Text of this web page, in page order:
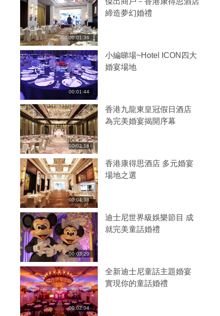
00:01:36
締造夢幻婚禮
00:01:44
小編睇場~Hotel ICON四大
婚宴場地
00:03:18
香港九龍東皇冠假日酒店
為完美婚宴揭開序幕
00:04:38
香港康得思酒店 多元婚宴
場地之選
00:03:20
迪士尼世界級娛樂節目 成
就完美童話婚禮
00:02:04
全新迪士尼童話主題婚宴
實現你的童話婚禮